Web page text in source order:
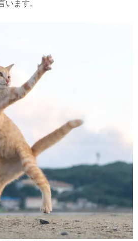
います。